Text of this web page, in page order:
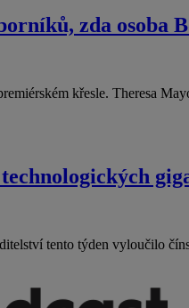
zda osoba
křesle. Theresa
tento týden vyloučilo